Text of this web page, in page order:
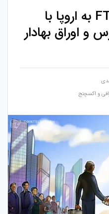
گسترش صرافی FTX به اروپا با
و اوراق بهادار
و اکسچنج